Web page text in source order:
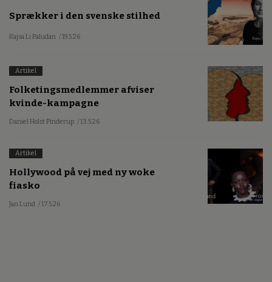
Sprækker i den svenske stilhed
Kajsa Li Paludan / 19.5.26
Artikel
Folketingsmedlemmer afviser
kvinde-kampagne
Daniel Holst Pinderup / 13.5.26
Artikel
Hollywood på vej med ny woke
fiasko
Jan Lund / 17.5.26